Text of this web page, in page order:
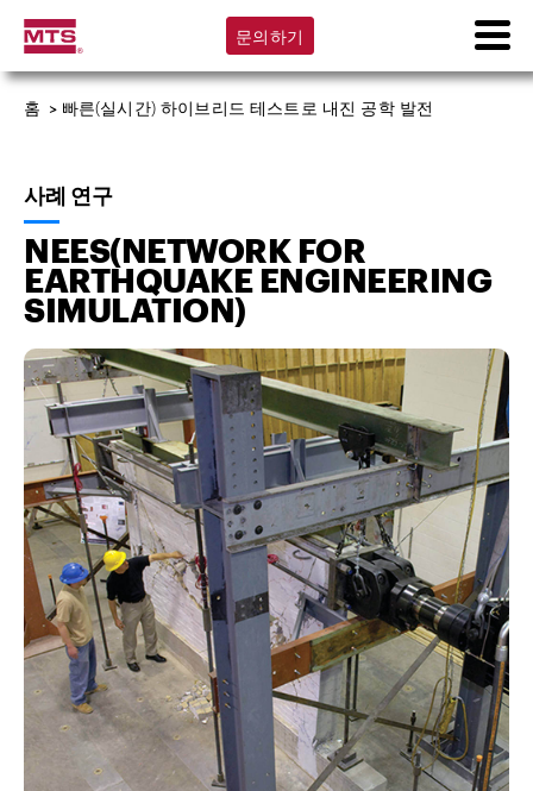
문의하기
홈 > 빠른(실시간) 하이브리드 테스트로 내진 공학 발전
사례 연구
NEES(NETWORK FOR
EARTHQUAKE ENGINEERING
SIMULATION)